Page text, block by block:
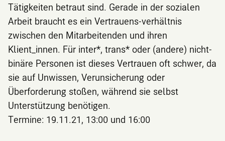
Tätigkeiten betraut sind. Gerade in der sozialen
Arbeit braucht es ein Vertrauens-verhältnis
zwischen den Mitarbeitenden und ihren
Klient_innen. Für inter*, trans* oder (andere) nicht-
binäre Personen ist dieses Vertrauen oft schwer, da
sie auf Unwissen, Verunsicherung oder
Überforderung stoßen, während sie selbst
Unterstützung benötigen.
Termine: 19.11.21, 13:00 und 16:00